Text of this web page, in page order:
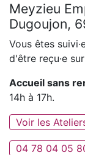
Meyzieu
Dugoujon,
Vous êtes
d'être reçu·e
Accueil sans
14h à 17h.
Voir les
04 78 04 05